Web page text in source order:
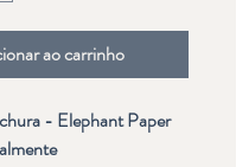
ao carrinho
- Elephant Paper